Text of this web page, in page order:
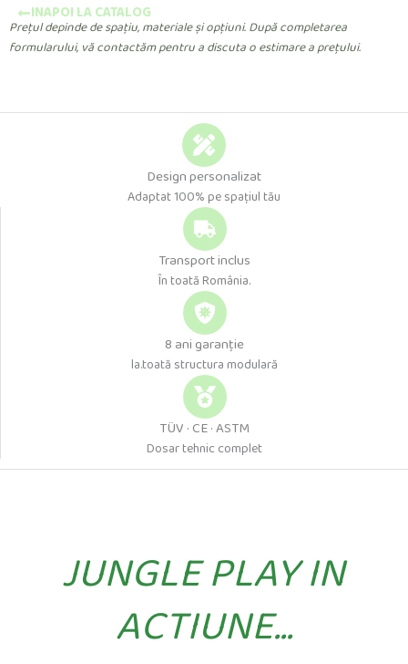
INAPOI LA CATALOG
Prețul depinde de spațiu, materiale și opțiuni. După completarea
formularului, vă contactăm pentru a discuta o estimare a prețului.
Design personalizat
Adaptat 100% pe spațiul tău
Transport inclus
În toată România.
8 ani garanție
la.toată structura modulară
TÜV · CE · ASTM
Dosar tehnic complet
JUNGLE PLAY IN
ACTIUNE...